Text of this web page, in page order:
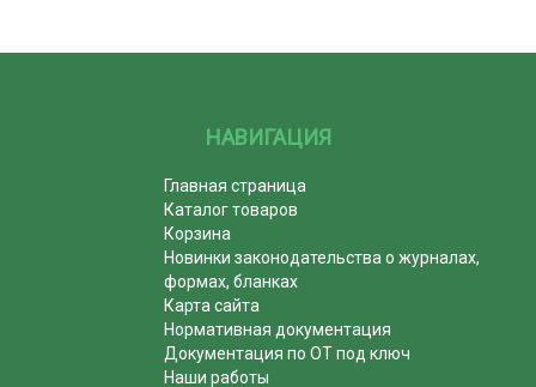
НАВИГАЦИЯ
Главная страница
Каталог товаров
Корзина
Новинки законодательства о журналах,
формах, бланках
Карта сайта
Нормативная документация
Документация по ОТ под ключ
Наши работы